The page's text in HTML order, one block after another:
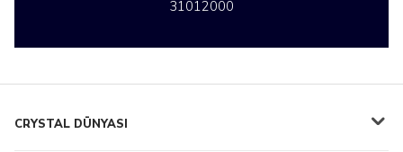
31012000
CRYSTAL DÜNYASI